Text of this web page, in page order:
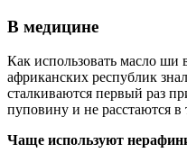
В медицине
Как использовать масло
африканских республик
сталкиваются первый раз
пуповину и не расстаются
Чаще используют